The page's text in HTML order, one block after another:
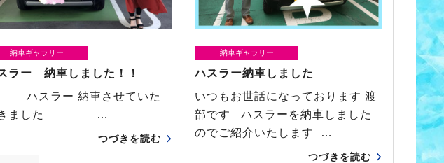
納車ギャラリー
ラー 納車しました！！
スラー 納車させていた
きました …
つづきを読む
納車ギャラリー
ハスラー納車しました
いつもお世話になっております 渡
部です ハスラーを納車しました
のでご紹介いたします …
つづきを読む